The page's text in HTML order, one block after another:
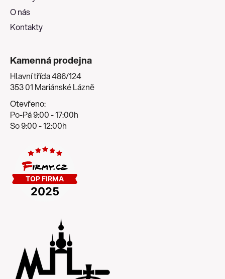
O nás
Kontakty
Kamenná prodejna
Hlavní třída 486/124
353 01 Mariánské Lázně
Otevřeno:
Po-Pá 9:00 - 17:00h
So 9:00 - 12:00h